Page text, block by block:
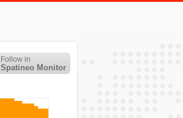
Follow in
Spatineo Monitor